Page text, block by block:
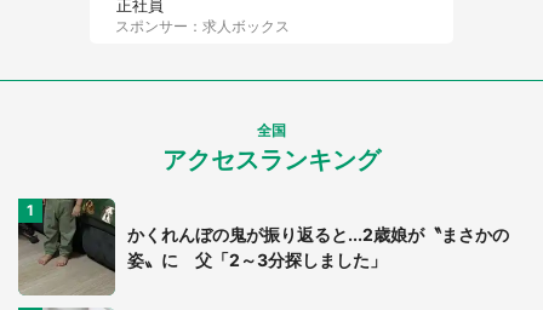
正社員
スポンサー：求人ボックス
全国
アクセスランキング
かくれんぼの鬼が振り返ると...2歳娘が〝まさかの
姿〟に 父「2～3分探しました」